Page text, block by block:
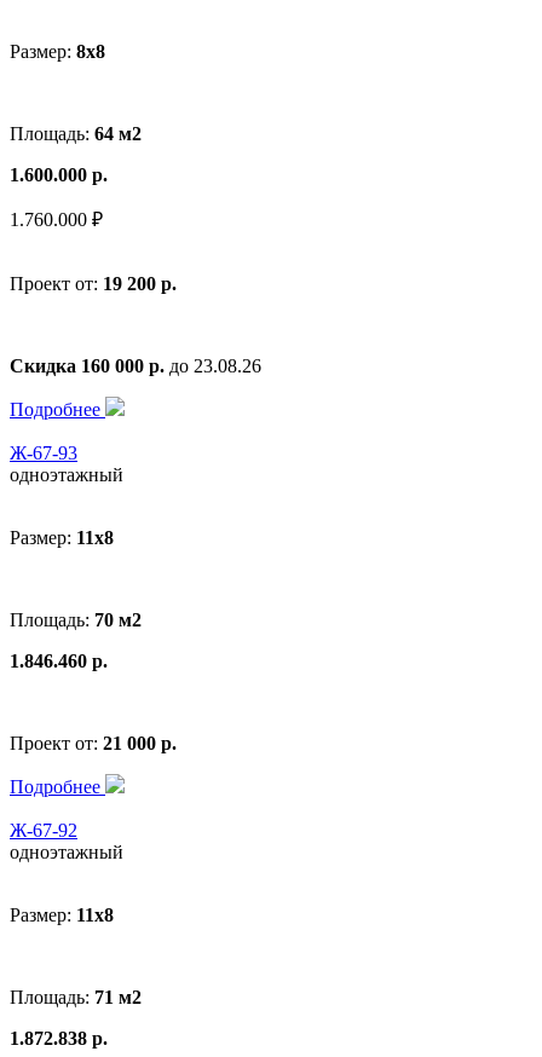
Размер: 8x8
Площадь: 64 м2
1.600.000 р.
1.760.000 ₽
Проект от: 19 200 р.
Скидка 160 000 р. до 23.08.26
Подробнее
Ж-67-93
одноэтажный
Размер: 11x8
Площадь: 70 м2
1.846.460 р.
Проект от: 21 000 р.
Подробнее
Ж-67-92
одноэтажный
Размер: 11x8
Площадь: 71 м2
1.872.838 р.